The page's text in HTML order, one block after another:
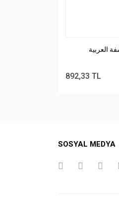
العربية
892,33 TL
SOSYAL MEDYA